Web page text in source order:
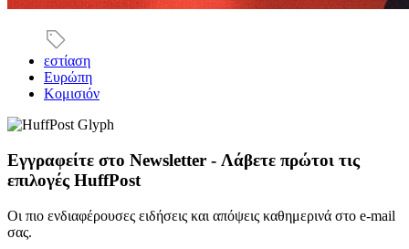
εστίαση
Ευρώπη
Κομισιόν
Εγγραφείτε στο Newsletter - Λάβετε πρώτοι τις
επιλογές HuffPost
Οι πιο ενδιαφέρουσες ειδήσεις και απόψεις καθημερινά στο e-mail
σας.